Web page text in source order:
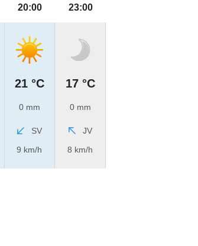
20:00
21 °C
0 mm
SV
9 km/h
23:00
17 °C
0 mm
JV
8 km/h